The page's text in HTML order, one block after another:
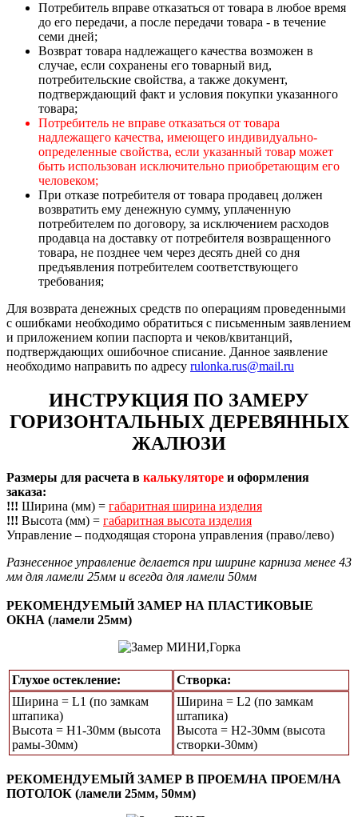
Потребитель вправе отказаться от товара в любое время
до его передачи, а после передачи товара - в течение
семи дней;
Возврат товара надлежащего качества возможен в
случае, если сохранены его товарный вид,
потребительские свойства, а также документ,
подтверждающий факт и условия покупки указанного
товара;
Потребитель не вправе отказаться от товара
надлежащего качества, имеющего индивидуально-
определенные свойства, если указанный товар может
быть использован исключительно приобретающим его
человеком;
При отказе потребителя от товара продавец должен
возвратить ему денежную сумму, уплаченную
потребителем по договору, за исключением расходов
продавца на доставку от потребителя возвращенного
товара, не позднее чем через десять дней со дня
предъявления потребителем соответствующего
требования;
Для возврата денежных средств по операциям проведенными
с ошибками необходимо обратиться с письменным заявлением
и приложением копии паспорта и чеков/квитанций,
подтверждающих ошибочное списание. Данное заявление
необходимо направить по адресу rulonka.rus@mail.ru
ИНСТРУКЦИЯ ПО ЗАМЕРУ
ГОРИЗОНТАЛЬНЫХ ДЕРЕВЯННЫХ
ЖАЛЮЗИ
Размеры для расчета в калькуляторе и оформления
заказа:
!!! Ширина (мм) = габаритная ширина изделия
!!! Высота (мм) = габаритная высота изделия
Управление – подходящая сторона управления (право/лево)
Разнесенное управление делается при ширине карниза менее 43
мм для ламели 25мм и всегда для ламели 50мм
РЕКОМЕНДУЕМЫЙ ЗАМЕР НА ПЛАСТИКОВЫЕ
ОКНА (ламели 25мм)
Глухое остекление:
Створка:
Ширина = L1 (по замкам
штапика)
Высота = Н1-30мм (высота
рамы-30мм)
Ширина = L2 (по замкам
штапика)
Высота = H2-30мм (высота
створки-30мм)
РЕКОМЕНДУЕМЫЙ ЗАМЕР В ПРОЕМ/НА ПРОЕМ/НА
ПОТОЛОК (ламели 25мм, 50мм)